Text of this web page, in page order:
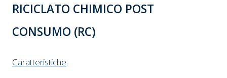
RICICLATO CHIMICO POST
CONSUMO (RC)
Caratteristiche